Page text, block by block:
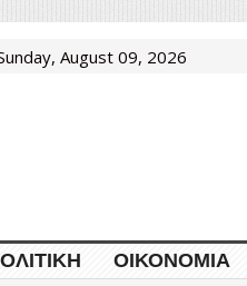
August 09, 2026
ΟΙΚΟΝΟΜΊΑ